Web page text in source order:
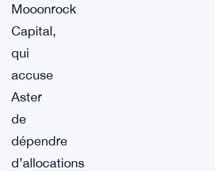
Mooonrock
Capital,
qui
accuse
Aster
de
dépendre
d’allocations